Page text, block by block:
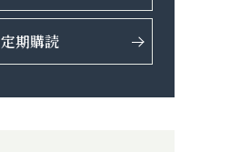
定期購読